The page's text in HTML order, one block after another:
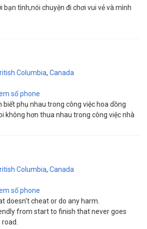
bạn tình,nói chuyện đi chơi vui vẻ và mình
Columbia, Canada
số phone
biết phụ nhau trong công việc hoa dồng
không hơn thua nhau trong công việc nhà
Columbia, Canada
số phone
doesn't cheat or do any harm.
from start to finish that never goes